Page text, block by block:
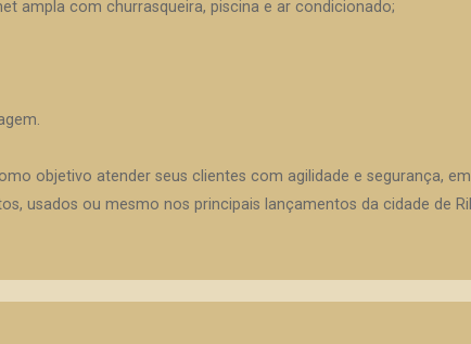
ampla com churrasqueira, piscina e ar condicionado;
objetivo atender seus clientes com agilidade e segurança,
usados ou mesmo nos principais lançamentos da cidade de